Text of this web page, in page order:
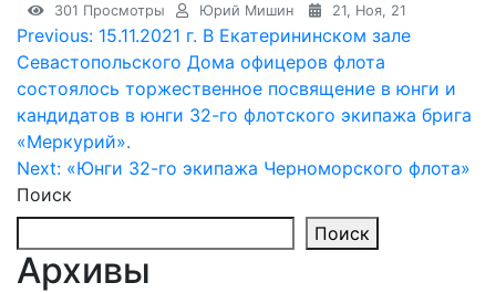
301 Просмотры Юрий Мишин 21, Ноя, 21
Навигация
по
записям
Previous: 15.11.2021 г. В Екатерининском зале
Севастопольского Дома офицеров флота
состоялось торжественное посвящение в юнги и
кандидатов в юнги 32-го флотского экипажа брига
«Меркурий».
Next: «Юнги 32-го экипажа Черноморского флота»
Поиск
Поиск
Архивы